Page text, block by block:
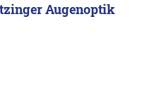
Augenoptik